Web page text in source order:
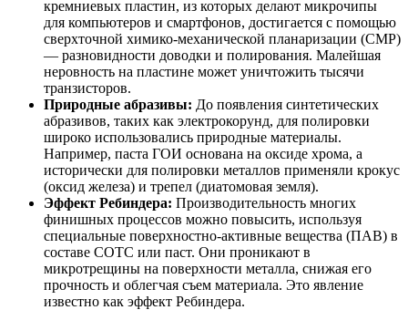
кремниевых пластин, из которых делают микрочипы
для компьютеров и смартфонов, достигается с помощью
сверхточной химико-механической планаризации (CMP)
— разновидности доводки и полирования. Малейшая
неровность на пластине может уничтожить тысячи
транзисторов.
Природные абразивы: До появления синтетических
абразивов, таких как электрокорунд, для полировки
широко использовались природные материалы.
Например, паста ГОИ основана на оксиде хрома, а
исторически для полировки металлов применяли крокус
(оксид железа) и трепел (диатомовая земля).
Эффект Ребиндера: Производительность многих
финишных процессов можно повысить, используя
специальные поверхностно-активные вещества (ПАВ) в
составе СОТС или паст. Они проникают в
микротрещины на поверхности металла, снижая его
прочность и облегчая съем материала. Это явление
известно как эффект Ребиндера.